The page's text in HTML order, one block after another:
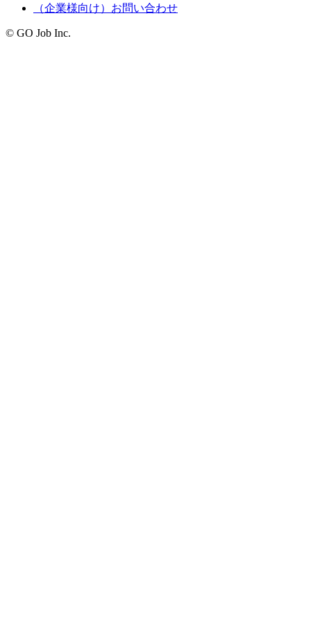
（企業様向け）お問い合わせ
© GO Job Inc.